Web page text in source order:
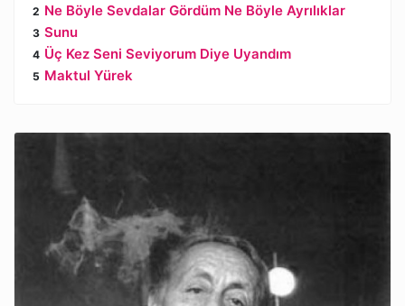
Ne Böyle Sevdalar Gördüm Ne Böyle Ayrılıklar
Sunu
Üç Kez Seni Seviyorum Diye Uyandım
Maktul Yürek